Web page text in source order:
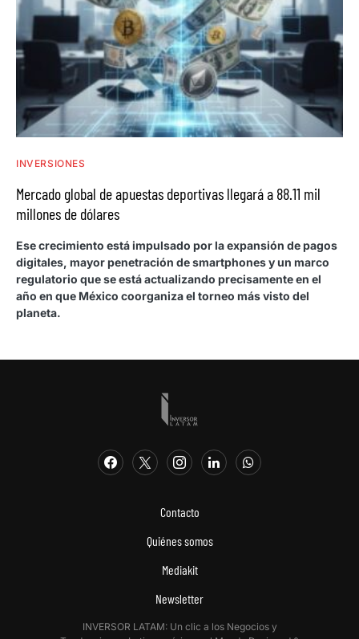
INVERSIONES
Mercado global de apuestas deportivas llegará a 88.11 mil
millones de dólares
Ese crecimiento está impulsado por la expansión de pagos
digitales, mayor penetración de smartphones y un marco
regulatorio que se está actualizando precisamente en el
año en que México coorganiza el torneo más visto del
planeta.
Contacto
Quiénes somos
Mediakit
Newsletter
INVERSOR LATAM: Un clic a los Negocios y